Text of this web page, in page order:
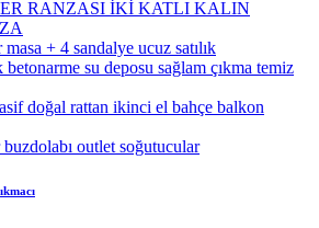
RANZASI İKİ KATLI KALIN
+ 4 sandalye ucuz satılık
su deposu sağlam çıkma temiz
doğal rattan ikinci el bahçe balkon
outlet soğutucular